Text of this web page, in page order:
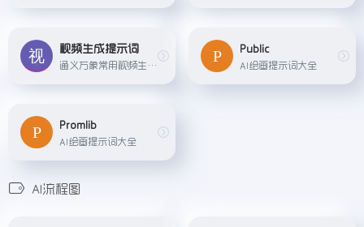
视频生成提示词
通义万象常用视频生成提示词
Public
AI绘画提示词大全
Promlib
AI绘画提示词大全
AI流程图